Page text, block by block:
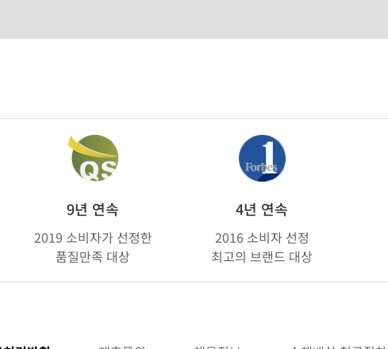
9년 연속
2019 소비자가 선정한
품질만족 대상
4년 연속
2016 소비자 선정
최고의 브랜드 대상